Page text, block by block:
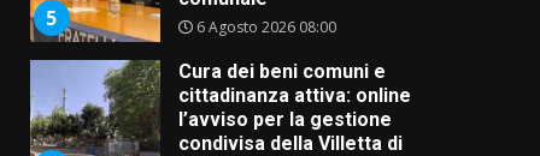
6
Laureto
La magia del Minareto e la prima
assoluta de “L’Albergo
Belvedere. Il rapimento”